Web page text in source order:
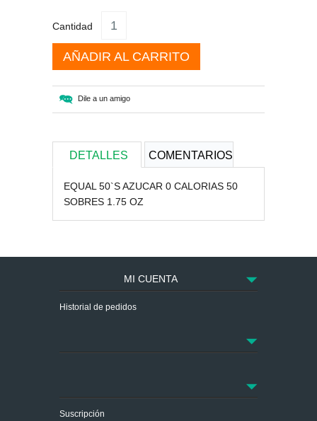
Cantidad
AÑADIR AL CARRITO
Dile a un amigo
DETALLES COMENTARIOS
EQUAL 50`S AZUCAR 0 CALORIAS 50
SOBRES 1.75 OZ
MI CUENTA
Historial de pedidos
Suscripción